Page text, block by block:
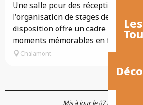
Une salle pour des réceptions
l'organisation de stages de peinture
disposition offre un cadre
moments mémorables en famille,
Chalamont
Mis à jour le 07 mai 2025 à